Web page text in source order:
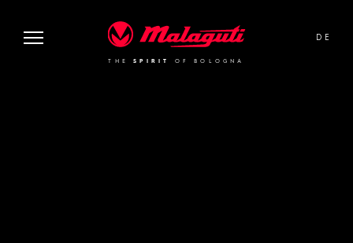
THESPIRIT OF BOLOGNA
DE